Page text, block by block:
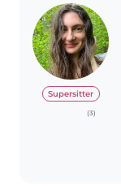
Supersitter
(3)